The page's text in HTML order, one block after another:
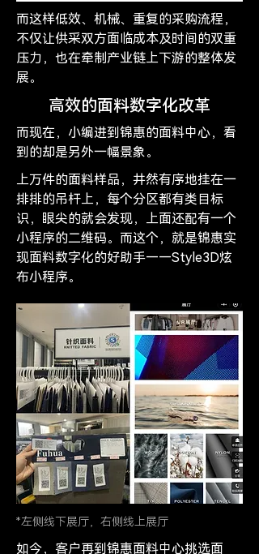
而这样低效、机械、重复的采购流程，
不仅让供采双方面临成本及时间的双重
压力，也在牵制产业链上下游的整体发
展。
高效的面料数字化改革
而现在，小编进到锦惠的面料中心，看
到的却是另外一幅景象。
上万件的面料样品，井然有序地挂在一
排排的吊杆上，每个分区都有类目标
识，眼尖的就会发现，上面还配有一个
小程序的二维码。而这个，就是锦惠实
现面料数字化的好助手——Style3D炫
布小程序。
*左侧线下展厅，右侧线上展厅
如今，客户再到锦惠面料中心挑选面